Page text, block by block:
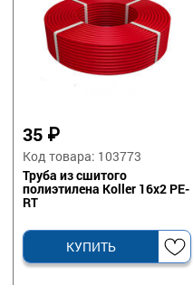
35 ₽
Код товара: 103773
Труба из сшитого
полиэтилена Koller 16x2 PE-
RT
КУПИТЬ